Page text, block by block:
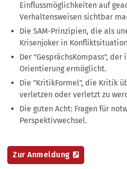
Einflussmöglichkeiten auf
Verhaltensweisen sichtbar
Die SAM-Prinzipien, die als
Krisenjoker in
Der "GesprächsKompass", der
Orientierung ermöglicht.
Die "KritikFormel", die Kritik
verletzen oder verletzt zu
Die guten Acht: Fragen für
Perspektivwechsel.
Zur Anmeldung